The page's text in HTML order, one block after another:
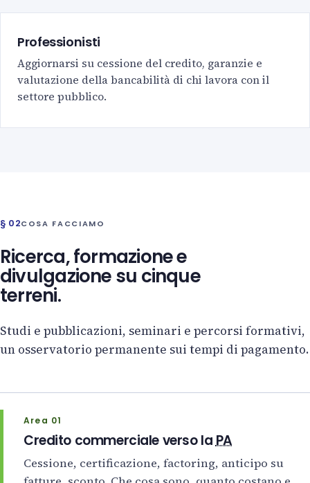
Professionisti
Aggiornarsi su cessione del credito, garanzie e
valutazione della bancabilità di chi lavora con il
settore pubblico.
§ 02COSA FACCIAMO
Ricerca, formazione e
divulgazione su cinque
terreni.
Studi e pubblicazioni, seminari e percorsi formativi,
un osservatorio permanente sui tempi di pagamento.
Area 01
Credito commerciale verso laPA
Cessione, certificazione, factoring, anticipo su